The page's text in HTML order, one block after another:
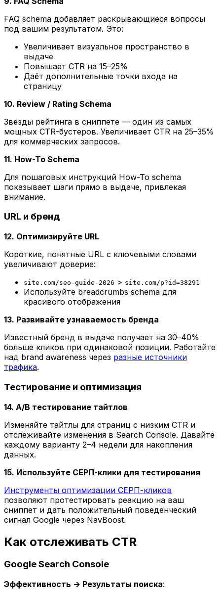
FAQ schema добавляет раскрывающиеся вопросы
под вашим результатом. Это:
Увеличивает визуальное пространство в
выдаче
Повышает CTR на 15–25%
Даёт дополнительные точки входа на
страницу
10. Review / Rating Schema
Звёзды рейтинга в сниппете — один из самых
мощных CTR-бустеров. Увеличивает CTR на 25–35%
для коммерческих запросов.
11. How-To Schema
Для пошаговых инструкций How-To schema
показывает шаги прямо в выдаче, привлекая
внимание.
URL и бренд
12. Оптимизируйте URL
Короткие, понятные URL с ключевыми словами
увеличивают доверие:
site.com/seo-guide-2026 > site.com/p?id=38291
Используйте breadcrumbs schema для
красивого отображения
13. Развивайте узнаваемость бренда
Известный бренд в выдаче получает на 30–40%
больше кликов при одинаковой позиции. Работайте
над brand awareness через разные источники
трафика.
Тестирование и оптимизация
14. A/B тестирование тайтлов
Изменяйте тайтлы для страниц с низким CTR и
отслеживайте изменения в Search Console. Давайте
каждому варианту 2–4 недели для накопления
данных.
15. Используйте СЕРП-клики для тестирования
Инструменты оптимизации СЕРП-кликов
позволяют протестировать реакцию на ваш
сниппет и дать положительный поведенческий
сигнал Google через NavBoost.
Как отслеживать CTR
Google Search Console
Эффективность → Результаты поиска: